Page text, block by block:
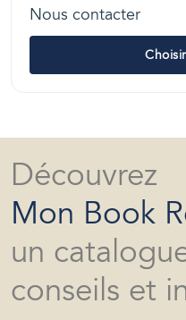
Nous contacter
Découvrez
Mon Book
un
conseils et